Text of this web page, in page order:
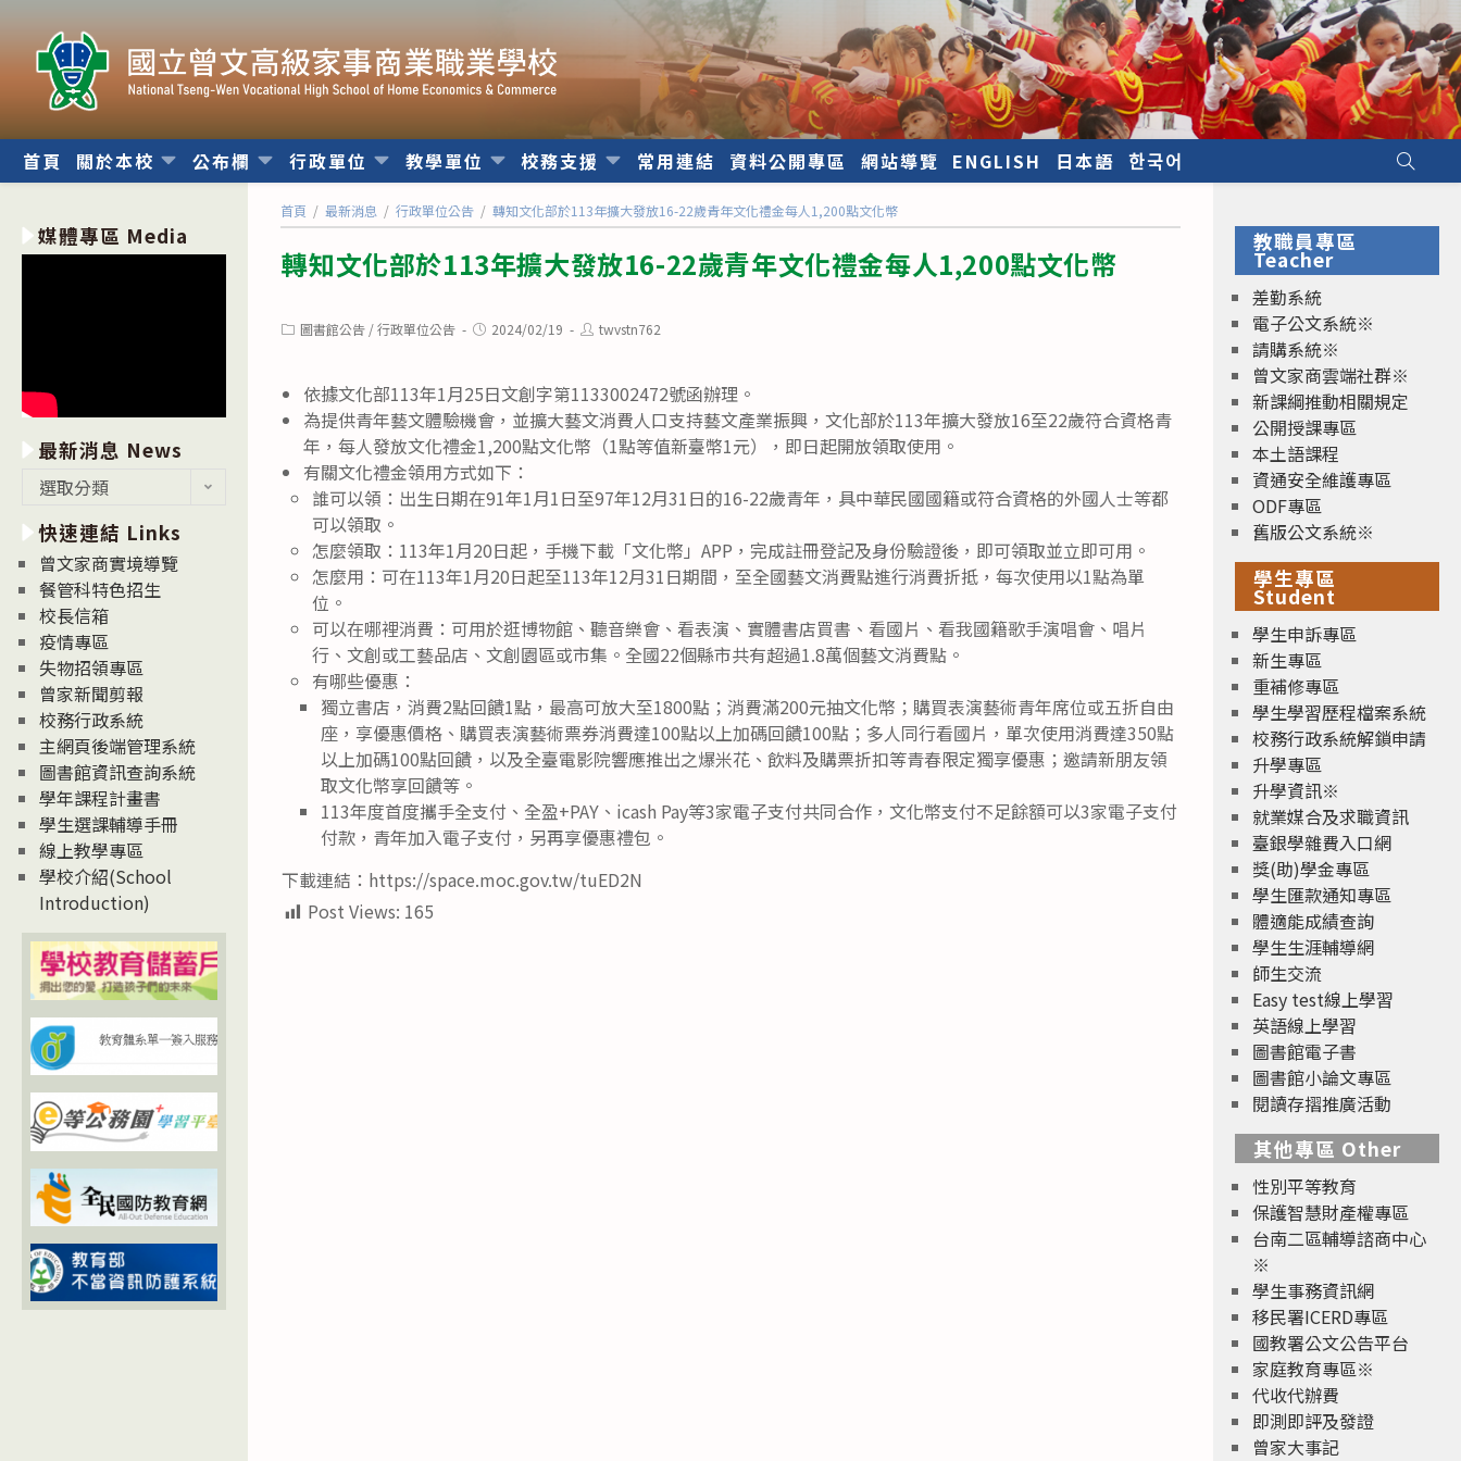
內
首頁 關於本校 公布欄 行政單位 教學單位 校務支援 常用連結 資料公開專區 網站導覽 ENGLISH 日本語 한국어
首頁 / 最新消息 / 行政單位公告 / 轉知文化部於113年擴大發放16-22歲青年文化禮金每人1,200點文化幣
轉知文化部於113年擴大發放16-22歲青年文化禮金每人1,200點文化幣
Post圖書館公告 / 行政單位公告
Post2024/02/19
Posttwvstn762
依據文化部113年1月25日文創字第1133002472號函辦理。
為提供青年藝文體驗機會，並擴大藝文消費人口支持藝文產業振興，文化部於113年擴大發放16至22歲符合資格青
年，每人發放文化禮金1,200點文化幣（1點等值新臺幣1元），即日起開放領取使用。
有關文化禮金領用方式如下：
誰可以領：出生日期在91年1月1日至97年12月31日的16-22歲青年，具中華民國國籍或符合資格的外國人士等都
可以領取。
怎麼領取：113年1月20日起，手機下載「文化幣」APP，完成註冊登記及身份驗證後，即可領取並立即可用。
怎麼用：可在113年1月20日起至113年12月31日期間，至全國藝文消費點進行消費折抵，每次使用以1點為單
位。
可以在哪裡消費：可用於逛博物館、聽音樂會、看表演、實體書店買書、看國片、看我國籍歌手演唱會、唱片
行、文創或工藝品店、文創園區或市集。全國22個縣市共有超過1.8萬個藝文消費點。
有哪些優惠：
獨立書店，消費2點回饋1點，最高可放大至1800點；消費滿200元抽文化幣；購買表演藝術青年席位或五折自由
座，享優惠價格、購買表演藝術票券消費達100點以上加碼回饋100點；多人同行看國片，單次使用消費達350點
以上加碼100點回饋，以及全臺電影院響應推出之爆米花、飲料及購票折扣等青春限定獨享優惠；邀請新朋友領
取文化幣享回饋等。
113年度首度攜手全支付、全盈+PAY、icash Pay等3家電子支付共同合作，文化幣支付不足餘額可以3家電子支付
付款，青年加入電子支付，另再享優惠禮包。
下載連結：https://space.moc.gov.tw/tuED2N
Post Views: 165
媒體專區 Media
最新消息 News
消
息
News
選取分類
快速連結 Links
曾文家商實境導覽
餐管科特色招生
校長信箱
疫情專區
失物招領專區
曾家新聞剪報
校務行政系統
主網頁後端管理系統
圖書館資訊查詢系統
學年課程計畫書
學生選課輔導手冊
線上教學專區
學校介紹(School
Introduction)
教職員專區
Teacher
差勤系統
電子公文系統※
請購系統※
曾文家商雲端社群※
新課綱推動相關規定
公開授課專區
本土語課程
資通安全維護專區
ODF專區
舊版公文系統※
學生專區
Student
學生申訴專區
新生專區
重補修專區
學生學習歷程檔案系統
校務行政系統解鎖申請
升學專區
升學資訊※
就業媒合及求職資訊
臺銀學雜費入口網
獎(助)學金專區
學生匯款通知專區
體適能成績查詢
學生生涯輔導網
師生交流
Easy test線上學習
英語線上學習
圖書館電子書
圖書館小論文專區
閱讀存摺推廣活動
其他專區 Other
性別平等教育
保護智慧財產權專區
台南二區輔導諮商中心
※
學生事務資訊網
移民署ICERD專區
國教署公文公告平台
家庭教育專區※
代收代辦費
即測即評及發證
曾家大事記